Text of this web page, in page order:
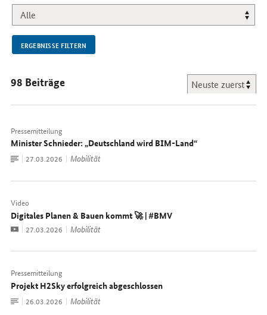
NEU.
ERGEBNISSE FILTERN
98 Beiträge
Pressemitteilung
Minister Schnieder: „Deutschland wird BIM-Land“
Zum
Dokument
Datum:
27.03.2026 Mobilität
Video
Digitales Planen & Bauen kommt 🚀 | #BMV
VideoDatum:
27.03.2026 Mobilität
Pressemitteilung
Projekt H2Sky erfolgreich abgeschlossen
Zum
Dokument
Datum:
26.03.2026 Mobilität